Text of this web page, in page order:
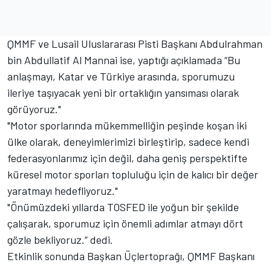
QMMF ve Lusail Uluslararası Pisti Başkanı Abdulrahman
bin Abdullatif Al Mannai ise, yaptığı açıklamada “Bu
anlaşmayı, Katar ve Türkiye arasında, sporumuzu
ileriye taşıyacak yeni bir ortaklığın yansıması olarak
görüyoruz."
"Motor sporlarında mükemmelliğin peşinde koşan iki
ülke olarak, deneyimlerimizi birleştirip, sadece kendi
federasyonlarımız için değil, daha geniş perspektifte
küresel motor sporları topluluğu için de kalıcı bir değer
yaratmayı hedefliyoruz."
"Önümüzdeki yıllarda TOSFED ile yoğun bir şekilde
çalışarak, sporumuz için önemli adımlar atmayı dört
gözle bekliyoruz.” dedi.
Etkinlik sonunda Başkan Üçlertoprağı, QMMF Başkanı